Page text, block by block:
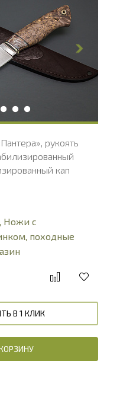
27.6
130
26.4
рукоять
кап
, Ножи с
, походные
В 1 КЛИК